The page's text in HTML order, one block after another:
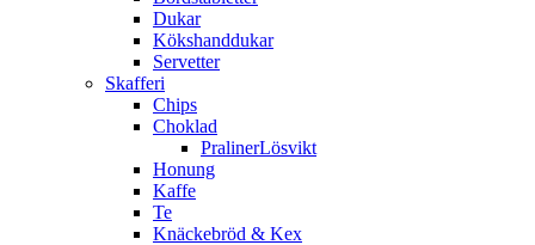
Dukar
Kökshanddukar
Servetter
Skafferi
Chips
Choklad
PralinerLösvikt
Honung
Kaffe
Te
Knäckebröd & Kex